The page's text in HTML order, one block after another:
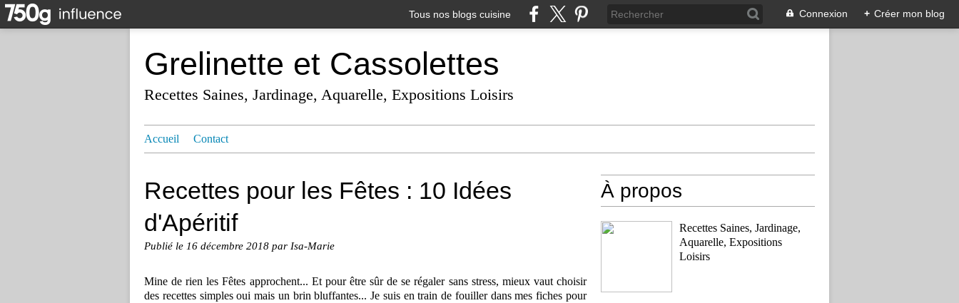
Tous nos blogs cuisine Connexion + Créer mon blog
Grelinette et Cassolettes
Recettes Saines, Jardinage, Aquarelle, Expositions Loisirs
Accueil Contact
Recettes pour les Fêtes : 10 Idées
d'Apéritif
Publié le 16 décembre 2018 par Isa-Marie
Mine de rien les Fêtes approchent... Et pour être sûr de se régaler sans stress, mieux vaut choisir
des recettes simples oui mais un brin bluffantes... Je suis en train de fouiller dans mes fiches pour
À propos
Recettes Saines, Jardinage,
Aquarelle, Expositions
Loisirs